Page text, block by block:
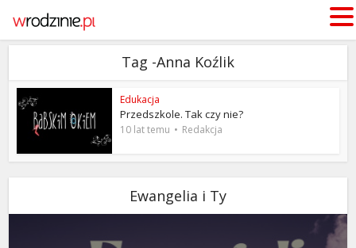
Tag -Anna Koźlik
Edukacja
Przedszkole. Tak czy nie?
10 lat temu Redakcja
Ewangelia i Ty